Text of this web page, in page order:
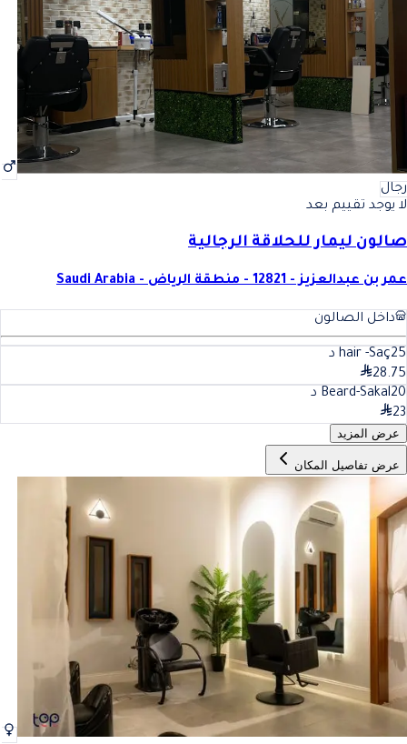
رجال
لا يوجد تقييم بعد
صالون ليمار للحلاقة الرجالية
عمر بن عبدالعزيز - 12821 - منطقة الرياض - Saudi Arabia
داخل الصالون
hair -Saç25
د
28.75
Beard-Sakal20
د
23
عرض المزيد
عرض تفاصيل المكان